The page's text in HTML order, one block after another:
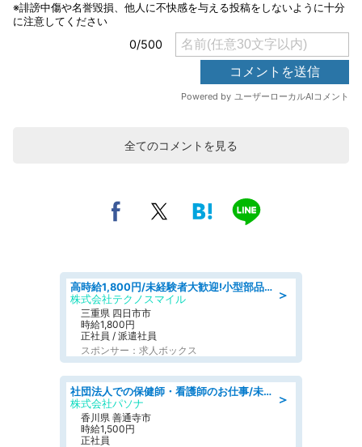
全てのコメントを見る
＞
高時給1,800円/未経験者大歓迎!小型部品の加工業務 denso aichi
株式会社テクノスマイル
三重県 四日市市
時給1,800円
正社員 / 派遣社員
スポンサー：求人ボックス
＞
社団法人での保健師・看護師のお仕事/未経験OK/要資格:普通免許、保健師、正看護師
株式会社パソナ
香川県 善通寺市
時給1,500円
正社員